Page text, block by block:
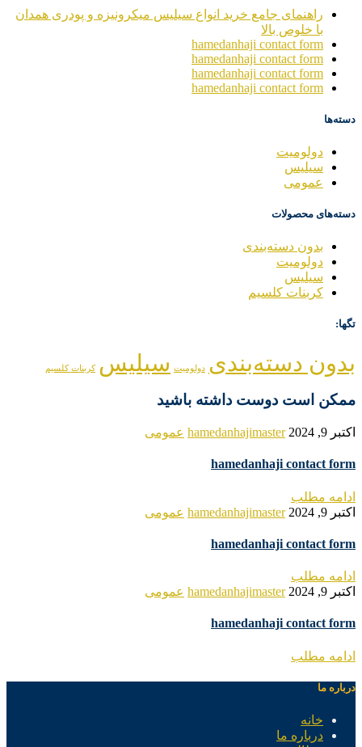
راهنمای جامع خرید انواع سیلیس میکرونیزه و پودری همدان
با خلوص بالا
hamedanhaji contact form
hamedanhaji contact form
hamedanhaji contact form
hamedanhaji contact form
دسته‌ها
دولومیت
سیلیس
عمومی
دسته‌های محصولات
بدون دسته‌بندی
دولومیت
سیلیس
کربنات کلسیم
تگها:
بدون دسته‌بندی دولومیت سیلیس کربنات کلسیم
ممکن است دوست داشته باشید
اکتبر 9, 2024 hamedanhajimaster عمومی
hamedanhaji contact form
ادامه مطلب
اکتبر 9, 2024
hamedanhajimaster عمومی
hamedanhaji contact form
ادامه مطلب
اکتبر 9, 2024
hamedanhajimaster عمومی
hamedanhaji contact form
ادامه مطلب
درباره ما
خانه
درباره ما